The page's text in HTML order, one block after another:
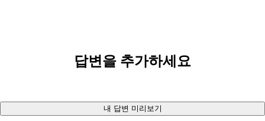
답변을 추가하세요
내 답변 미리보기